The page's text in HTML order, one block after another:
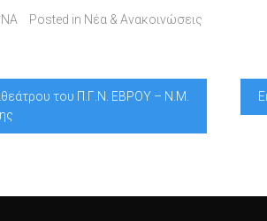
Posted in Νέα & Ανακοινώσεις
του Π.Γ.Ν. ΕΒΡΟΥ – Ν.Μ.